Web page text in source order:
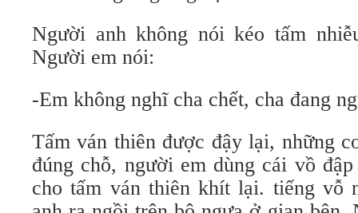
Người anh không nói kéo tấm
Người em nói:
-Em không nghĩ cha chết, cha đang
Tấm ván thiên được đậy lại, những
đúng chỗ, người em dùng cái vồ
cho tấm ván thiên khít lại. tiếng vỗ